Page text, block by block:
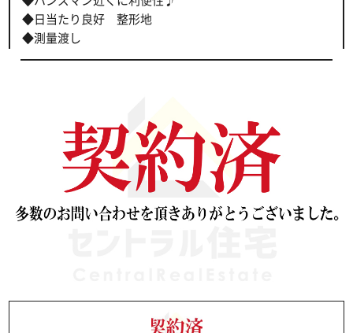
◆日当たり良好 整形地
◆測量渡し